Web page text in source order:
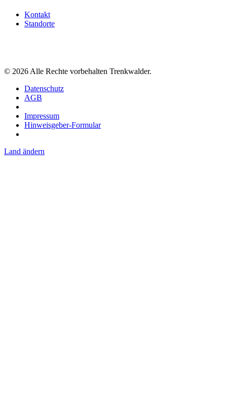
Kontakt
Standorte
© 2026 Alle Rechte vorbehalten Trenkwalder.
Datenschutz
AGB
Impressum
Hinweisgeber-Formular
Land ändern